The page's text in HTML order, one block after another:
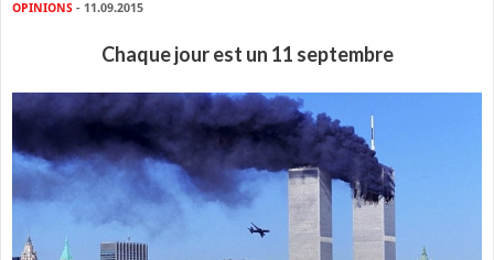
OPINIONS - 11.09.2015
Chaque jour est un 11 septembre